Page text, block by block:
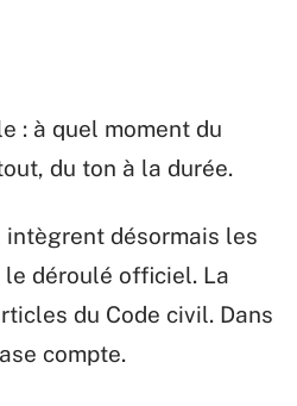
: à quel moment du
du ton à la durée.
intègrent désormais les
déroulé officiel. La
du Code civil. Dans
compte.